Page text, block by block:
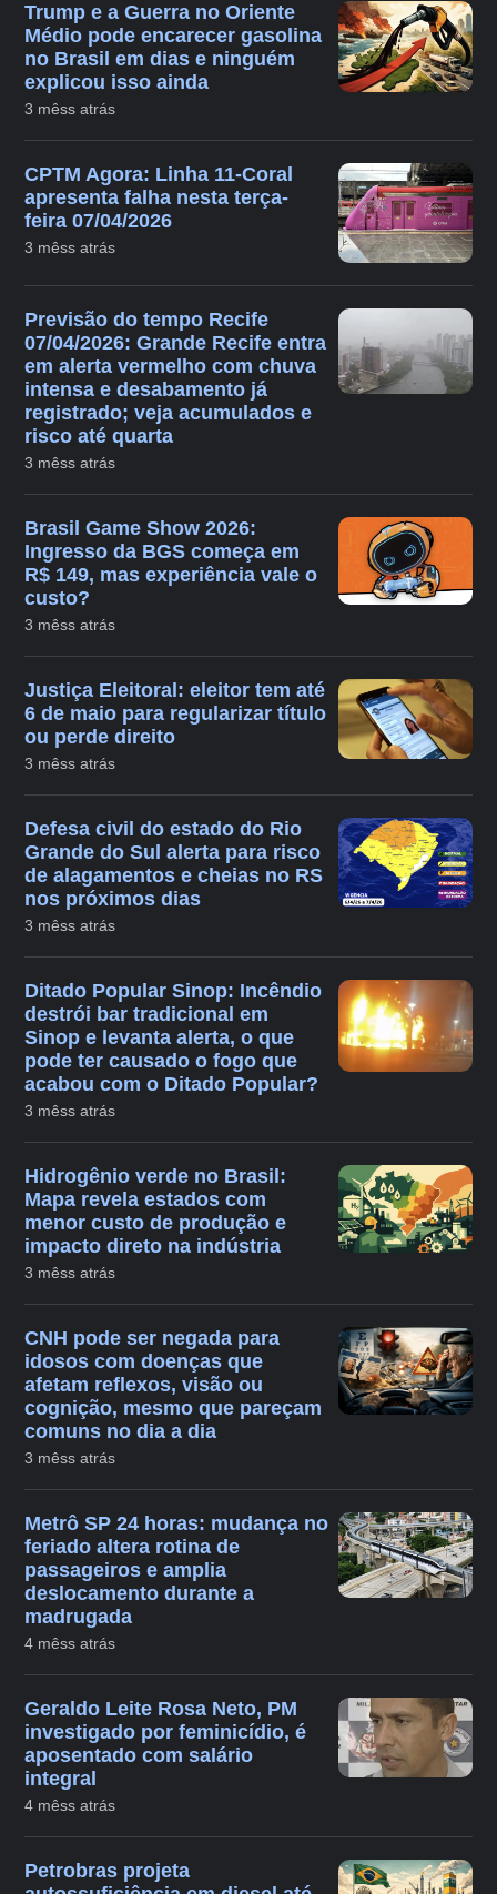
Trump e a Guerra no Oriente
Médio pode encarecer gasolina
no Brasil em dias e ninguém
explicou isso ainda
3 mêss atrás
CPTM Agora: Linha 11-Coral
apresenta falha nesta terça-
feira 07/04/2026
3 mêss atrás
Previsão do tempo Recife
07/04/2026: Grande Recife entra
em alerta vermelho com chuva
intensa e desabamento já
registrado; veja acumulados e
risco até quarta
3 mêss atrás
Brasil Game Show 2026:
Ingresso da BGS começa em
R$ 149, mas experiência vale o
custo?
3 mêss atrás
Justiça Eleitoral: eleitor tem até
6 de maio para regularizar título
ou perde direito
3 mêss atrás
Defesa civil do estado do Rio
Grande do Sul alerta para risco
de alagamentos e cheias no RS
nos próximos dias
3 mêss atrás
Ditado Popular Sinop: Incêndio
destrói bar tradicional em
Sinop e levanta alerta, o que
pode ter causado o fogo que
acabou com o Ditado Popular?
3 mêss atrás
Hidrogênio verde no Brasil:
Mapa revela estados com
menor custo de produção e
impacto direto na indústria
3 mêss atrás
CNH pode ser negada para
idosos com doenças que
afetam reflexos, visão ou
cognição, mesmo que pareçam
comuns no dia a dia
3 mêss atrás
Metrô SP 24 horas: mudança no
feriado altera rotina de
passageiros e amplia
deslocamento durante a
madrugada
4 mêss atrás
Geraldo Leite Rosa Neto, PM
investigado por feminicídio, é
aposentado com salário
integral
4 mêss atrás
Petrobras projeta